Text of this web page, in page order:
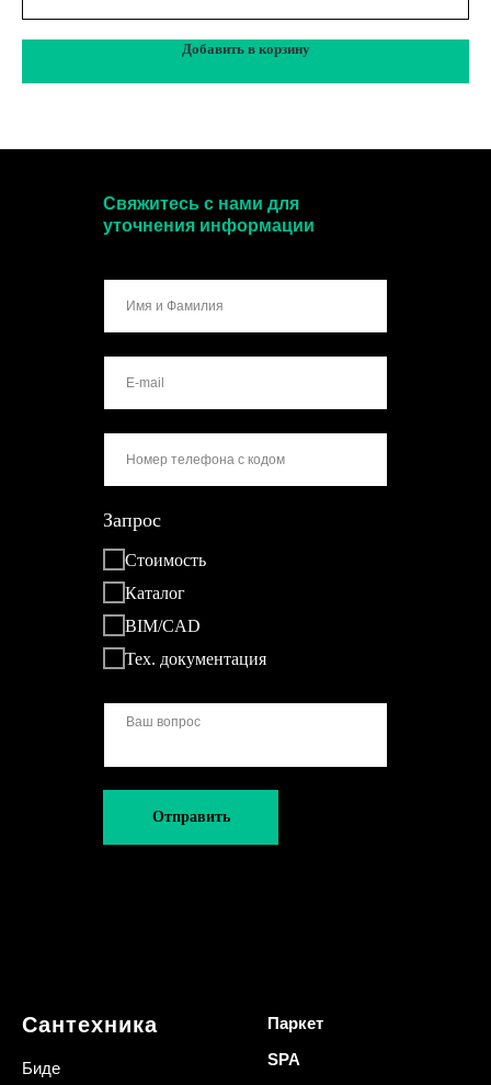
Добавить в корзину
Запрос
Стоимость
Каталог
BIM/CAD
Тех. документация
Отправить
Свяжитесь с нами для
уточнения информации
Сантехника
Биде
Паркет
SPA